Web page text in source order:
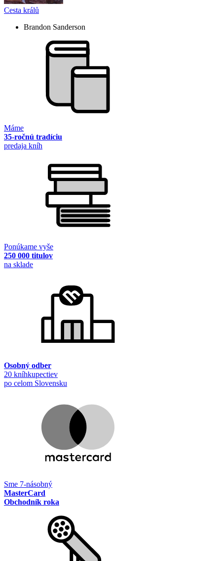
Cesta králů
Brandon Sanderson
Máme
35-ročnú tradíciu
predaja kníh
Ponúkame vyše
250 000 titulov
na sklade
Osobný odber
20 kníhkupectiev
po celom Slovensku
Sme 7-násobný
MasterCard
Obchodník roka